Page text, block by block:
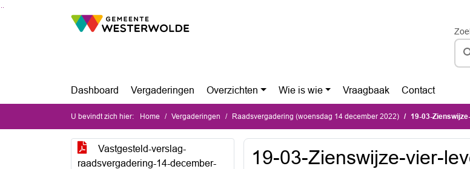
Ga naar de inhoud van deze pagina
Ga naar het zoeken
Ga naar het menu
Dashboard Vergaderingen Overzichten Wie is wie Vraagbaak Contact
U bevindt zich hier: Home Vergaderingen Raadsvergadering (woensdag 14 december 2022) 19-03-Zienswijze-
Vastgesteld-verslag-
raadsvergadering-14-december-
19-03-Zienswijze-vier-